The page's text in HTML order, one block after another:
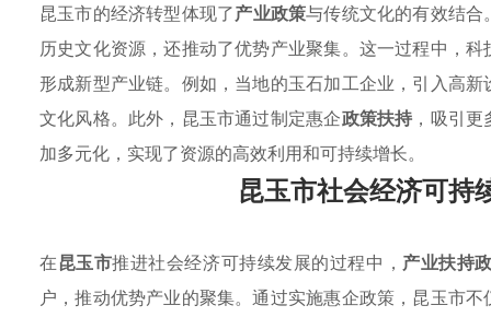
昆玉市的经济转型体现了产业政策与传统文化的有效结
历史文化资源，还推动了优势产业聚集。这一过程中，
形成新型产业链。例如，当地的玉石加工企业，引入高
文化风格。此外，昆玉市通过制定惠企政策扶持 ，吸引
加多元化，实现了资源的高效利用和可持续增长。
昆玉市社会经济可持
在昆玉市推进社会经济可持续发展的过程中， 产业扶持
户，推动优势产业的聚集。通过实施惠企政策，昆玉市